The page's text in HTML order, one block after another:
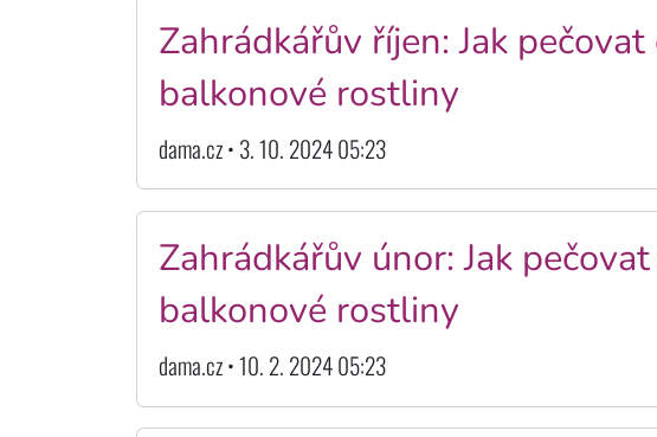
Zahrádkářův říjen: Jak
balkonové rostliny
dama.cz • 3. 10. 2024 05:23
Zahrádkářův únor: Jak
balkonové rostliny
dama.cz • 10. 2. 2024 05:23